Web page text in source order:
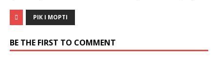
РІК І МОРТІ
BE THE FIRST TO COMMENT